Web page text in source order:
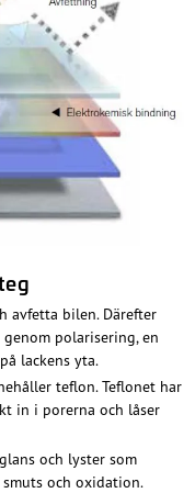
avfetta bilen. Därefter
polarisering, en
lackens yta.
teflon. Teflonet har
in i porerna och låser
och lyster som
och oxidation.